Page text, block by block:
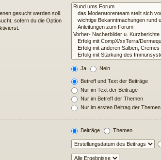
gesucht werden soll.
sofern du die Option
Ja Nein
Betreff und Text der Beiträge
Nur im Text der Beiträge
Nur im Betreff der Themen
Nur im ersten Beitrag der Themen
Beiträge Themen